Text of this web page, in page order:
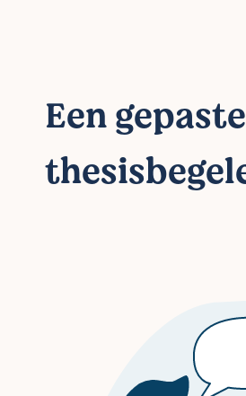
Een gepaste